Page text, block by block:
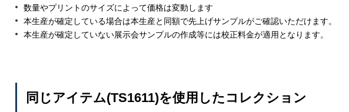
数量やプリントのサイズによって価格は変動します
本生産が確定している場合は本生産と同額で先上げサンプルがご確認いただけます。
本生産が確定していない展示会サンプルの作成等には校正料金が適用となります。
同じアイテム(TS1611)を使用したコレクション